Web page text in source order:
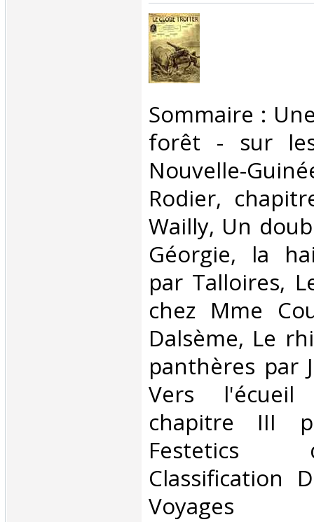
‎Sommaire :
forêt - sur
Nouvelle-
Rodier,
Wailly, Un
Géorgie, la
par Talloires,
chez Mme
Dalsème, Le
panthères par
Vers
chapitre III
Festetics
Classification
Voyages‎